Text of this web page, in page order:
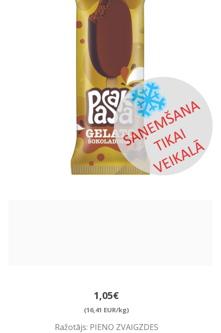
1,05€
(16,41 EUR/kg)
Ražotājs: PIENO ZVAIGZDES